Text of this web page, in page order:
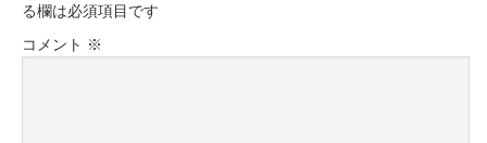
る欄は必須項目です
コメント ※